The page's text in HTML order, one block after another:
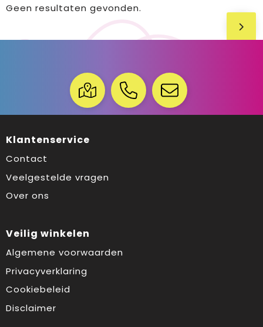
Geen resultaten gevonden.
Klantenservice
Contact
Veelgestelde vragen
Over ons
Veilig winkelen
Algemene voorwaarden
Privacyverklaring
Cookiebeleid
Disclaimer